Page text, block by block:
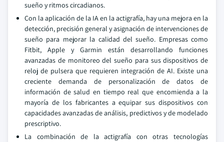
sueño y ritmos circadianos.
Con la aplicación de la IA en la actigrafía, hay una mejora en la
detección, precisión general y asignación de intervenciones de
sueño para mejorar la calidad del sueño. Empresas como
Fitbit, Apple y Garmin están desarrollando funciones
avanzadas de monitoreo del sueño para sus dispositivos de
reloj de pulsera que requieren integración de AI. Existe una
creciente demanda de personalización de datos de
información de salud en tiempo real que encomienda a la
mayoría de los fabricantes a equipar sus dispositivos con
capacidades avanzadas de análisis, predictivos y de modelado
prescriptivo.
La combinación de la actigrafía con otras tecnologías